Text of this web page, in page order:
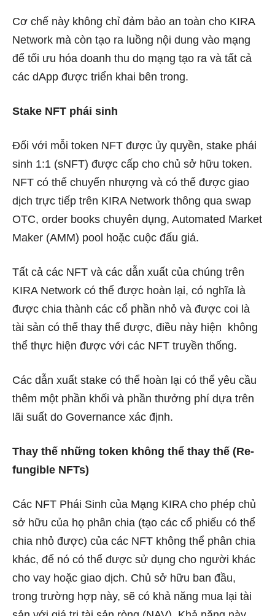
Cơ chế này không chỉ đảm bảo an toàn cho KIRA
Network mà còn tạo ra luồng nội dung vào mạng
để tối ưu hóa doanh thu do mạng tạo ra và tất cả
các dApp được triển khai bên trong.
Stake NFT phái sinh
Đối với mỗi token NFT được ủy quyền, stake phái
sinh 1:1 (sNFT) được cấp cho chủ sở hữu token.
NFT có thể chuyển nhượng và có thể được giao
dịch trực tiếp trên KIRA Network thông qua swap
OTC, order books chuyên dụng, Automated Market
Maker (AMM) pool hoặc cuộc đấu giá.
Tất cả các NFT và các dẫn xuất của chúng trên
KIRA Network có thể được hoàn lại, có nghĩa là
được chia thành các cổ phần nhỏ và được coi là
tài sản có thể thay thế được, điều này hiện không
thể thực hiện được với các NFT truyền thống.
Các dẫn xuất stake có thể hoàn lại có thể yêu cầu
thêm một phần khối và phần thưởng phí dựa trên
lãi suất do Governance xác định.
Thay thế những token không thể thay thế (Re-
fungible NFTs)
Các NFT Phái Sinh của Mạng KIRA cho phép chủ
sở hữu của họ phân chia (tạo các cổ phiếu có thể
chia nhỏ được) của các NFT không thể phân chia
khác, để nó có thể được sử dụng cho người khác
cho vay hoặc giao dịch. Chủ sở hữu ban đầu,
trong trường hợp này, sẽ có khả năng mua lại tài